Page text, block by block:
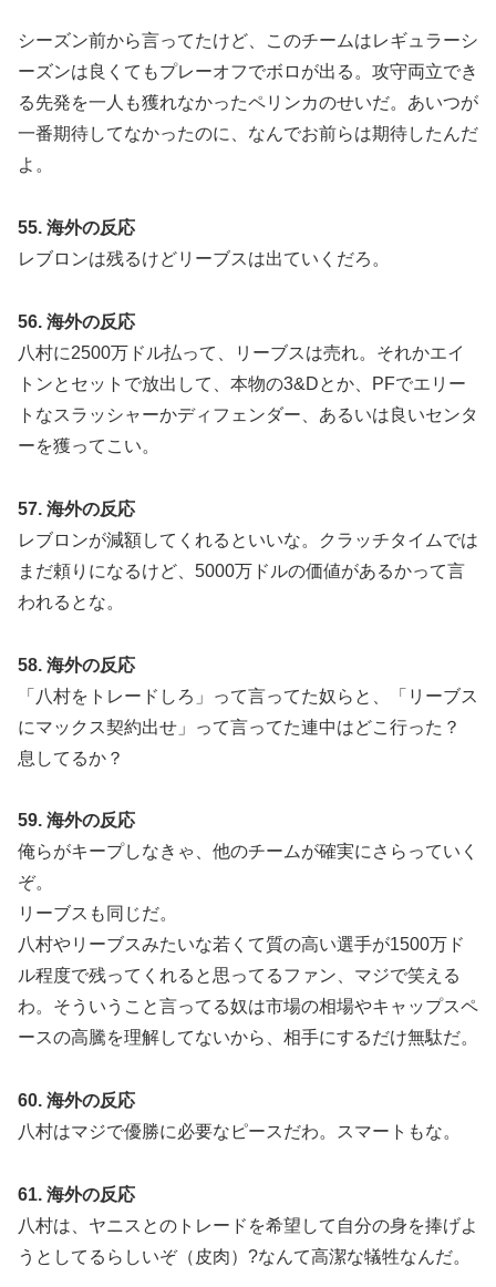
シーズン前から言ってたけど、このチームはレギュラーシ
ーズンは良くてもプレーオフでボロが出る。攻守両立でき
る先発を一人も獲れなかったペリンカのせいだ。あいつが
一番期待してなかったのに、なんでお前らは期待したんだ
よ。
55. 海外の反応
レブロンは残るけどリーブスは出ていくだろ。
56. 海外の反応
八村に2500万ドル払って、リーブスは売れ。それかエイ
トンとセットで放出して、本物の3&Dとか、PFでエリー
トなスラッシャーかディフェンダー、あるいは良いセンタ
ーを獲ってこい。
57. 海外の反応
レブロンが減額してくれるといいな。クラッチタイムでは
まだ頼りになるけど、5000万ドルの価値があるかって言
われるとな。
58. 海外の反応
「八村をトレードしろ」って言ってた奴らと、「リーブス
にマックス契約出せ」って言ってた連中はどこ行った？
息してるか？
59. 海外の反応
俺らがキープしなきゃ、他のチームが確実にさらっていく
ぞ。
リーブスも同じだ。
八村やリーブスみたいな若くて質の高い選手が1500万ド
ル程度で残ってくれると思ってるファン、マジで笑える
わ。そういうこと言ってる奴は市場の相場やキャップスペ
ースの高騰を理解してないから、相手にするだけ無駄だ。
60. 海外の反応
八村はマジで優勝に必要なピースだわ。スマートもな。
61. 海外の反応
八村は、ヤニスとのトレードを希望して自分の身を捧げよ
うとしてるらしいぞ（皮肉）?なんて高潔な犠牲なんだ。